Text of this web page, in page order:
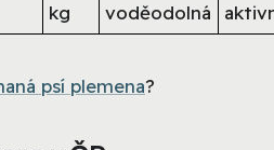
kg
voděodolná
psí plemena?